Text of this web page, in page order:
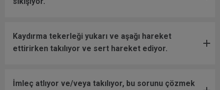
Kaydırma tekerleği yukarı ve aşağı hareket
ettirirken takılıyor ve sert hareket ediyor.
İmleç atlıyor ve/veya takılıyor, bu sorunu çözmek